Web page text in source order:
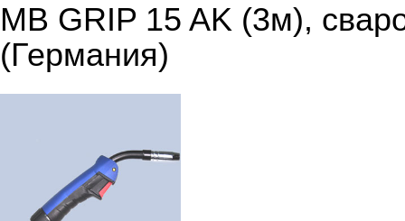
MB GRIP 15 AK (3м),
(Германия)